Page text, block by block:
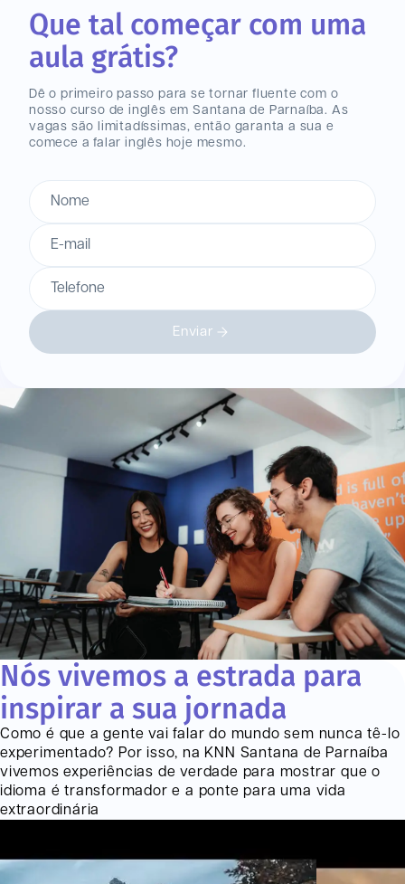
Que tal começar com uma
aula grátis?
Dê o primeiro passo para se tornar fluente com o
nosso curso de inglês em Santana de Parnaíba. As
vagas são limitadíssimas, então garanta a sua e
comece a falar inglês hoje mesmo.
Nome
E-mail
Telefone
Enviar
Nós vivemos a estrada para
inspirar a sua jornada
Como é que a gente vai falar do mundo sem nunca tê-lo
experimentado? Por isso, na KNN Santana de Parnaíba
vivemos experiências de verdade para mostrar que o
idioma é transformador e a ponte para uma vida
extraordinária